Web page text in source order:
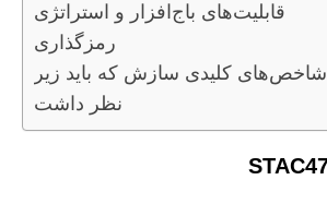
قابلیت‌های باج‌افزار و استراتژی
رمزگذاری
شاخص‌های کلیدی سازش که باید زیر
نظر داشت